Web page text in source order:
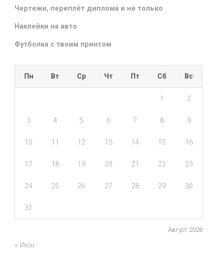
Чертежи, переплёт диплома и не только
Наклейки на авто
Футболка с твоим принтом
Август 2026
Пн Вт Ср Чт Пт Сб Вс
1 2
3 4 5 6 7 8 9
10 11 12 13 14 15 16
17 18 19 20 21 22 23
24 25 26 27 28 29 30
31
« Июн